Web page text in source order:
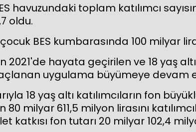
havuzundaki toplam katılımcı
oldu.
çocuk BES kumbarasında 100 milyar
2021'de hayata geçirilen ve 18 yaş
uygulama büyümeye devam
18 yaş altı katılımcıların fon
80 milyar 611,5 milyon lirasını
katkısı fon tutarı 20 milyar 102,4